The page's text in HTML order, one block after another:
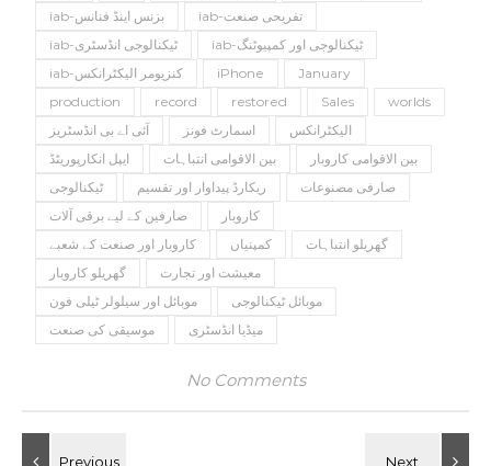
iab-بزنس اینڈ فنانس
iab-تفریحی صنعت
iab-ٹیکنالوجی انڈسٹری
iab-ٹیکنالوجی اور کمپیوٹنگ
iab-کنزیومر الیکٹرانکس
iPhone
January
production
record restored Sales
worlds
آئی اے بی انڈسٹریز
اسمارٹ فونز
الیکٹرانکس
ایپل انکارپوریٹڈ
بین الاقوامی انتباہات
بین الاقوامی کاروبار
ٹیکنالوجی
ریکارڈ پیداوار اور تقسیم
صارفی مصنوعات
صارفین کے لیے برقی آلات
کاروبار
کاروبار اور صنعت کے شعبے
کمپنیاں
گھریلو انتباہات
گھریلو کاروبار
معیشت اور تجارت
موبائل اور سیلولر ٹیلی فون
موبائل ٹیکنالوجی
موسیقی کی صنعت
میڈیا انڈسٹری
No Comments